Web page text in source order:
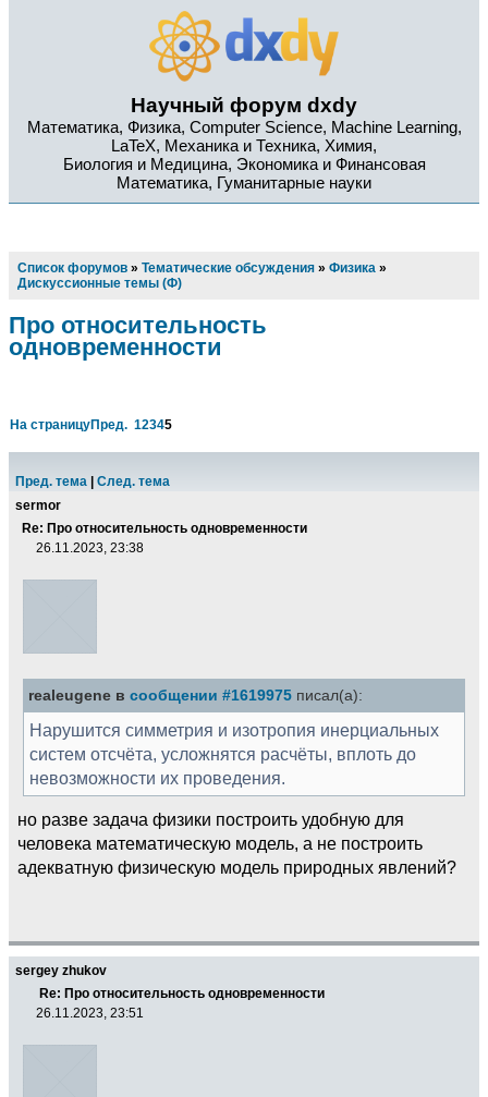
Научный форум dxdy
Математика, Физика, Computer Science, Machine Learning,
LaTeX, Механика и Техника, Химия,
Биология и Медицина, Экономика и Финансовая
Математика, Гуманитарные науки
Список форумов » Тематические обсуждения » Физика »
Дискуссионные темы (Ф)
Про относительность
одновременности
На страницуПред. 12345
Пред. тема
След. тема
sermor
Re: Про относительность одновременности
26.11.2023, 23:38
realeugene в сообщении #1619975 писал(а):
Нарушится симметрия и изотропия инерциальных
систем отсчёта, усложнятся расчёты, вплоть до
невозможности их проведения.
но разве задача физики построить удобную для
человека математическую модель, а не построить
адекватную физическую модель природных явлений?
sergey zhukov
Re: Про относительность одновременности
26.11.2023, 23:51